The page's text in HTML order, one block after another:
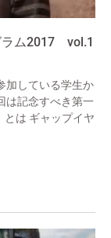
ラム2017 vol.1
加している学生か
は記念すべき第一
とは ギャップイヤ